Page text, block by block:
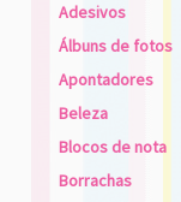
Adesivos
Álbuns de fotos
Apontadores
Beleza
Blocos de nota
Borrachas